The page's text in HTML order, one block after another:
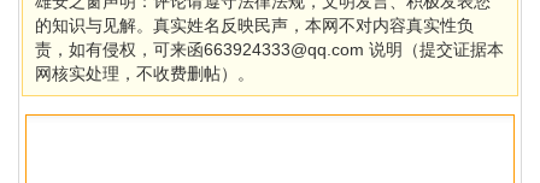
的知识与见解。真实姓名反映民声，本网不对内容真实性负
责，如有侵权，可来函663924333@qq.com 说明（提交证据本
网核实处理，不收费删帖）。